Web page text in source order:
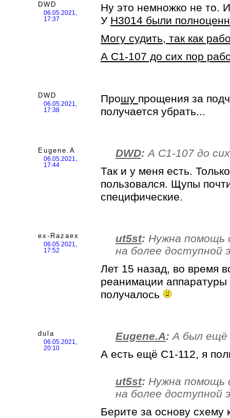
DWD
06.05.2021,
17:37
Ну это немножко не то.
У Н3014 были
Могу судить, так как
А С1-107 до сих пор
DWD
06.05.2021,
17:38
Прошу прощения за
получается убрать...
Eugene.A
06.05.2021,
17:44
DWD: А С1-107 до
Так и у меня есть.
пользовался. Щупы
специфические.
ex-Razaex
06.05.2021,
17:52
ut5st: Нужна помощь
на более доступной
Лет 15 назад, во время
реанимации
получалось
dula
06.05.2021,
20:10
Eugene.A: А был ещё
А есть ещё С1-112, я
ut5st: Нужна помощь
на более доступной
Берите за основу схему